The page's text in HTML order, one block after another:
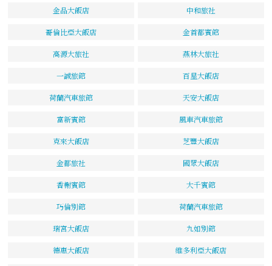
金品大飯店 中和旅社
哥倫比亞大飯店 金首都賓館
高源大旅社 燕林大旅社
一誠旅館 百星大飯店
荷蘭汽車旅館 天安大飯店
富新賓館 風車汽車旅館
克來大飯店 芝豐大飯店
金都旅社 國眾大飯店
香榭賓館 大千賓館
巧倫別館 荷蘭汽車旅館
瑞宮大飯店 九如別館
德惠大飯店 維多利亞大飯店